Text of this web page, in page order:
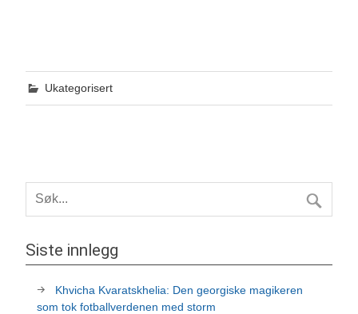
Ukategorisert
Siste innlegg
Khvicha Kvaratskhelia: Den georgiske magikeren
som tok fotballverdenen med storm